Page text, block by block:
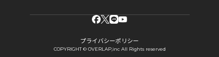
プライバシーポリシー
COPYRIGHT © OVERLAP,inc All Rights reserved